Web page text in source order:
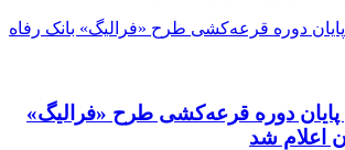
دوره قرعه‌کشی طرح «فرالیگ»
اعلام شد